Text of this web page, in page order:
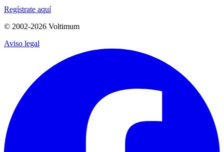
Regístrate aquí
© 2002-2026 Voltimum
Aviso legal